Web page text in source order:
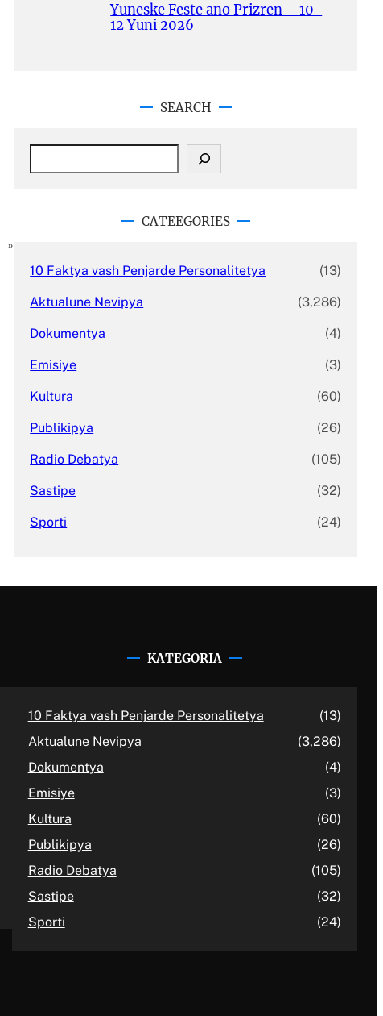
»
Yuneske Feste ano Prizren – 10-
12 Yuni 2026
SEARCH
CATEEGORIES
10 Faktya vash Penjarde Personalitetya (13)
Aktualune Nevipya (3,286)
Dokumentya (4)
Emisiye (3)
Kultura (60)
Publikipya (26)
Radio Debatya (105)
Sastipe (32)
Sporti (24)
KATEGORIA
10 Faktya vash Penjarde Personalitetya
(13)
Aktualune Nevipya
(3,286)
Dokumentya
(4)
Emisiye
(3)
Kultura
(60)
Publikipya
(26)
Radio Debatya
(105)
Sastipe
(32)
Sporti
(24)